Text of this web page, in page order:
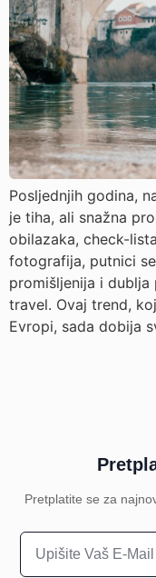
Posljednjih godina,
je tiha, ali snažna
obilazaka, check-
fotografija, putnici
promišljenija i
travel. Ovaj trend,
Evropi, sada dobija
Pretplatite se za